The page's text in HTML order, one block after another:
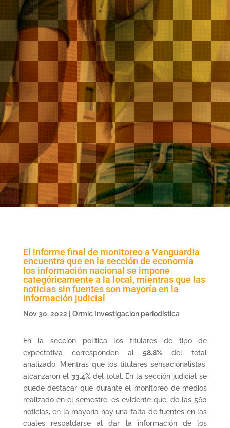
El informe final de monitoreo a Vanguardia
encuentra que en la sección de economía
los información nacional se impone
categóricamente a la local, mientras que las
noticias sin fuentes son mayoría en la
información judicial
Nov 30, 2022 | Ormic Investigación periodística
En la sección política los titulares de tipo de
expectativa corresponden al58.8% del total
analizado. Mientras que los titulares sensacionalistas,
alcanzaron el 33.4% del total. En la sección judicial se
puede destacar que durante el monitoreo de medios
realizado en el semestre, es evidente que, de las 560
noticias, en la mayoría hay una falta de fuentes en las
cuales respaldarse al dar la información de los